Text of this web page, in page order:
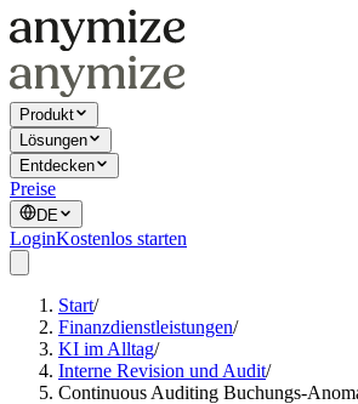
Produkt
Lösungen
Entdecken
Preise
DE
LoginKostenlos starten
Start/
Finanzdienstleistungen/
KI im Alltag/
Interne Revision und Audit/
Continuous Auditing Buchungs-